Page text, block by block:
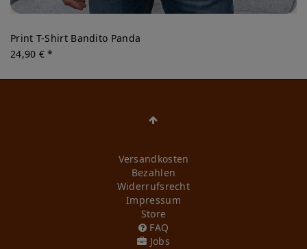
Print T-Shirt Bandito Panda
24,90 € *
Versandkosten
Bezahlen
Widerrufs­recht
Impressum
Store
FAQ
Jobs